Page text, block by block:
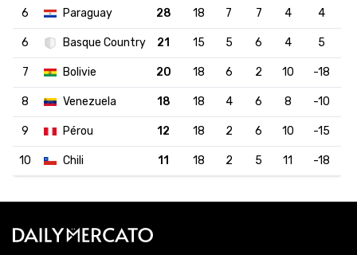
6 Paraguay 28 18 7 7 4 4
6 Basque Country 21 15 5 6 4 5
7 Bolivie 20 18 6 2 10 -18
8 Venezuela 18 18 4 6 8 -10
9 Pérou 12 18 2 6 10 -15
10 Chili 11 18 2 5 11 -18